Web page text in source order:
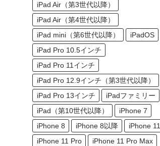
iPad Air（第3世代以降）
iPad Air（第4世代以降）
iPad mini（第6世代以降）
iPadOS
iPad Pro 10.5インチ
iPad Pro 11インチ
iPad Pro 12.9インチ（第3世代以降）
iPad Pro 13インチ
iPadファミリー
iPad（第10世代以降）
iPhone 7
iPhone 8
iPhone 8以降
iPhone 11
iPhone 11 Pro
iPhone 11 Pro Max